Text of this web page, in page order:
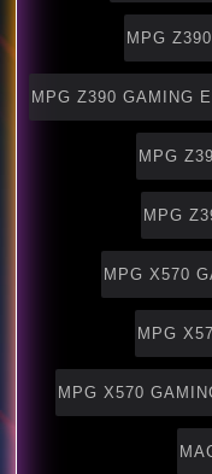
MPG
MPG Z390 GAMING
MPG
MPG
MPG X570
MPG
MPG X570